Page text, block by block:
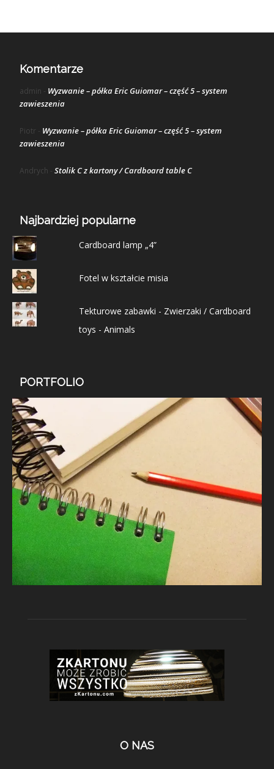
Komentarze
admin - Wyzwanie – półka Eric Guiomar – część 5 – system
zawieszenia
Piotr - Wyzwanie – półka Eric Guiomar – część 5 – system
zawieszenia
Andrych - Stolik C z kartony / Cardboard table C
Najbardziej popularne
Cardboard lamp „4”
Fotel w kształcie misia
Tekturowe zabawki - Zwierzaki / Cardboard
toys - Animals
PORTFOLIO
O NAS